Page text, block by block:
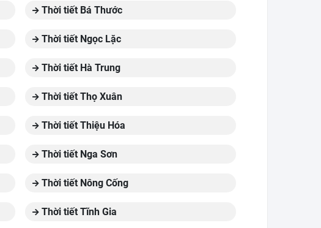
Thời tiết Bá Thước
Thời tiết Ngọc Lặc
Thời tiết Hà Trung
Thời tiết Thọ Xuân
Thời tiết Thiệu Hóa
Thời tiết Nga Sơn
Thời tiết Nông Cống
Thời tiết Tĩnh Gia